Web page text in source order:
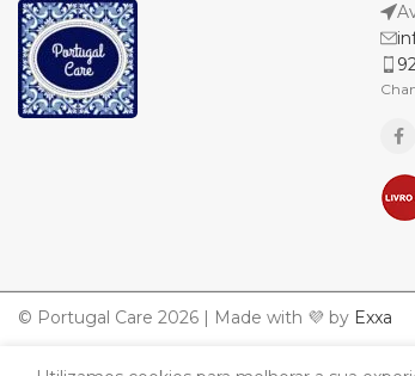
© Portugal Care 2026 | Made with 💜 by Exxa